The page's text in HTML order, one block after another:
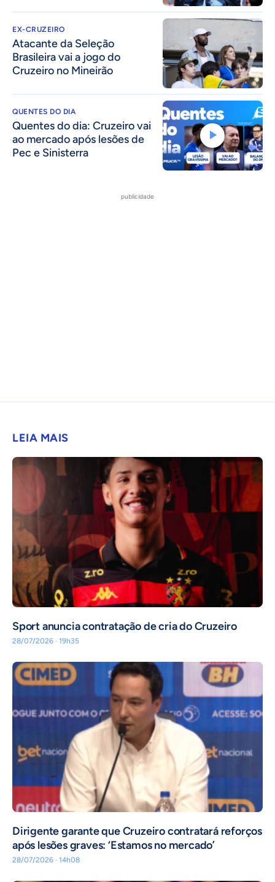
EX-CRUZEIRO
Atacante da Seleção
Brasileira vai a jogo do
Cruzeiro no Mineirão
QUENTES DO DIA
Quentes do dia: Cruzeiro vai
ao mercado após lesões de
Pec e Sinisterra
publicidade
LEIA MAIS
Sport anuncia contratação de cria do Cruzeiro
28/07/2026 · 19h35
Dirigente garante que Cruzeiro contratará reforços
após lesões graves: ‘Estamos no mercado’
28/07/2026 · 14h08